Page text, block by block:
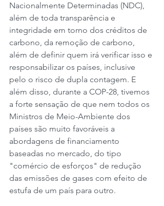
Nacionalmente Determinadas (NDC),
além de toda transparência e
integridade em torno dos créditos de
carbono, da remoção de carbono,
além de definir quem irá verificar isso e
responsabilizar os países, inclusive
pelo o risco de dupla contagem. E
além disso, durante a COP-28, tivemos
a forte sensação de que nem todos os
Ministros de Meio-Ambiente dos
países são muito favoráveis ​​a
abordagens de financiamento
baseadas no mercado, do tipo
"comércio de esforços" de redução
das emissões de gases com efeito de
estufa de um país para outro.